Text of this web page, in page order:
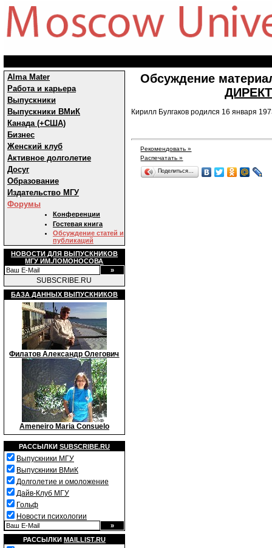
Alma Mater
Работа и карьера
Выпускники
Выпускники ВМиК
Канада (+США)
Бизнес
Женский клуб
Активное долголетие
Досуг
Образование
Издательство МГУ
Форумы
Конференции
Гостевая книга
Обсуждение статей и
публикаций
НОВОСТИ ДЛЯ ВЫПУСКНИКОВ
МГУ ИМ.ЛОМОНОСОВА
SUBSCRIBE.RU
БАЗА ДАННЫХ ВЫПУСКНИКОВ
Филатов Александр Олегович
Ameneiro Maria Consuelo
РАССЫЛКИ SUBSCRIBE.RU
Выпускники МГУ
Выпускники ВМиК
Долголетие и омоложение
Дайв-Клуб МГУ
Гольф
Новости психологии
РАССЫЛКИ MAILLIST.RU
Обсуждение
Кирилл Булгаков родился 16 января
Рекомендовать »
Распечатать »
Поделиться…